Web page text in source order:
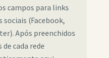
campos para links
sociais (Facebook,
Após preenchidos
cada rede